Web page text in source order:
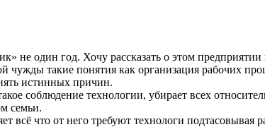
не один год. Хочу рассказать о этом предприятии
такие понятия как организация рабочих
истинных причин.
соблюдение технологии, убирает всех
семьи.
что от него требуют технологи